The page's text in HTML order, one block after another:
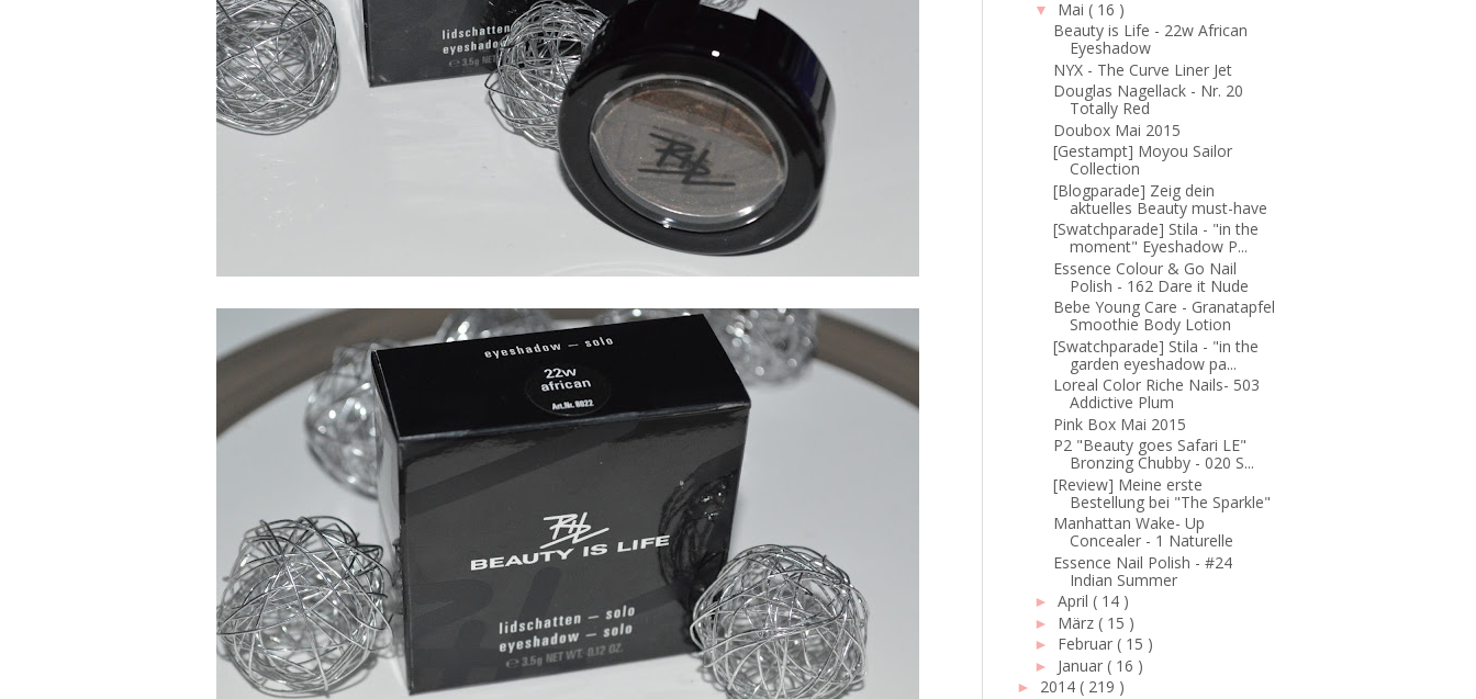
▼ Mai( 16 )
Beauty is Life - 22w African
Eyeshadow
NYX - The Curve Liner Jet
Douglas Nagellack - Nr. 20
Totally Red
Doubox Mai 2015
[Gestampt] Moyou Sailor
Collection
[Blogparade] Zeig dein
aktuelles Beauty must-have
[Swatchparade] Stila - "in the
moment" Eyeshadow P...
Essence Colour & Go Nail
Polish - 162 Dare it Nude
Bebe Young Care - Granatapfel
Smoothie Body Lotion
[Swatchparade] Stila - "in the
garden eyeshadow pa...
Loreal Color Riche Nails- 503
Addictive Plum
Pink Box Mai 2015
P2 "Beauty goes Safari LE"
Bronzing Chubby - 020 S...
[Review] Meine erste
Bestellung bei "The Sparkle"
Manhattan Wake- Up
Concealer - 1 Naturelle
Essence Nail Polish - #24
Indian Summer
►April( 14 )
► März( 15 )
► Februar( 15 )
► Januar( 16 )
► 2014 ( 219 )